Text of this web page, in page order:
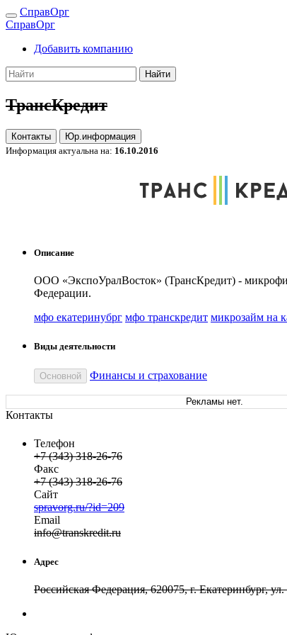
СправОрг
СправОрг
Добавить компанию
Найти
ТрансКредит
Контакты
Юр.информация
Информация актуальна на: 16.10.2016
Описание
ООО «ЭкспоУралВосток» (ТрансКредит) -
Федерации.
мфо екатеринубрг мфо транскредит микрозайм на
Виды деятельности
Основной Финансы и страхование
Рекламы нет.
Контакты
Телефон
+7 (343) 318-26-76
Факс
+7 (343) 318-26-76
Сайт
spravorg.ru/?id=209
Email
info@transkredit.ru
Адрес
Российская Федерация, 620075, г. Екатеринбург,